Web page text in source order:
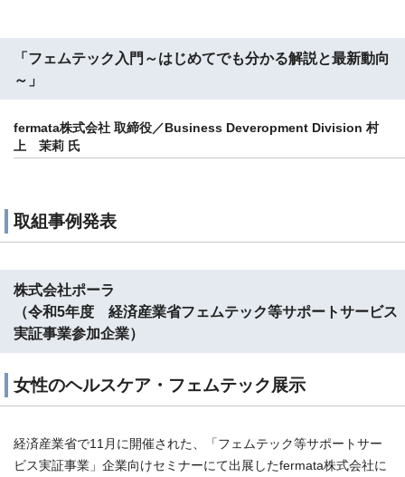
「フェムテック入門～はじめてでも分かる解説と最新動向
～」
fermata株式会社 取締役／Business Deveropment Division 村
上 茉莉 氏
取組事例発表
株式会社ポーラ
（令和5年度 経済産業省フェムテック等サポートサービス
実証事業参加企業）
女性のヘルスケア・フェムテック展示
経済産業省で11月に開催された、「フェムテック等サポートサー
ビス実証事業」企業向けセミナーにて出展したfermata株式会社に